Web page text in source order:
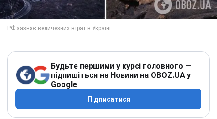
Будьте першими у курсі головного —
підпишіться на Новини на OBOZ.UA у
Google
Підписатися